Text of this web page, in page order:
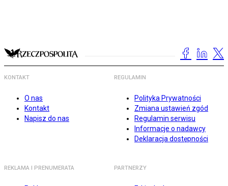
KONTAKT
O nas
Kontakt
Napisz do nas
REGULAMIN
Polityka Prywatności
Zmiana ustawień zgód
Regulamin serwisu
Informacje o nadawcy
Deklaracja dostępności
REKLAMA I PRENUMERATA PARTNERZY